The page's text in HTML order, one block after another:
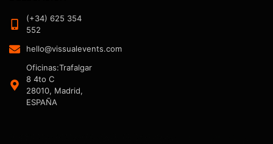
(+34) 625 354
552
hello@vissualevents.com
Oficinas:Trafalgar
8 4to C
28010, Madrid,
ESPAÑA